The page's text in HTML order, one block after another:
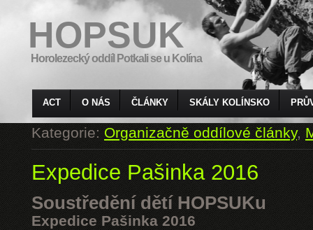
HOPSUK
Horolezecký oddíl Potkali se u Kolína
ACT O NÁS ČLÁNKY SKÁLY KOLÍNSKO
Kategorie:Organizačně oddílové články,
Expedice Pašinka 2016
Soustředění dětí HOPSUKu
Expedice Pašinka 2016